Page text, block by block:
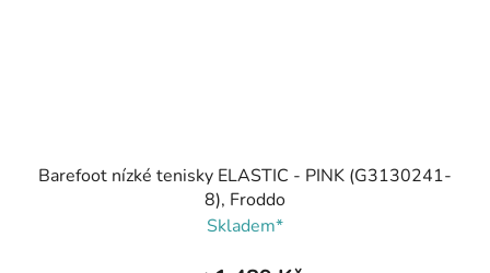
Barefoot nízké tenisky ELASTIC - PINK (G3130241-
8), Froddo
Skladem*